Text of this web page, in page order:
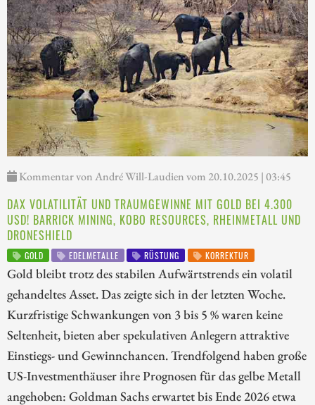
Kommentar von André Will-Laudien vom 20.10.2025 | 03:45
DAX VOLATILITÄT UND TRAUMGEWINNE MIT GOLD BEI 4.300
USD! BARRICK MINING, KOBO RESOURCES, RHEINMETALL UND
DRONESHIELD
GOLD EDELMETALLE RÜSTUNG KORREKTUR
Gold bleibt trotz des stabilen Aufwärtstrends ein volatil
gehandeltes Asset. Das zeigte sich in der letzten Woche.
Kurzfristige Schwankungen von 3 bis 5 % waren keine
Seltenheit, bieten aber spekulativen Anlegern attraktive
Einstiegs- und Gewinnchancen. Trendfolgend haben große
US-Investmenthäuser ihre Prognosen für das gelbe Metall
angehoben: Goldman Sachs erwartet bis Ende 2026 etwa